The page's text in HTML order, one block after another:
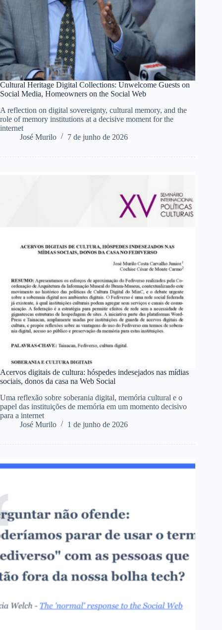
Cultural Heritage Digital Collections: Unwelcome Guests on
Social Media, Homeowners on the Social Web
A reflection on digital sovereignty, cultural memory, and the
role of memory institutions at a decisive moment for the
internet
José Murilo
7 de junho de 2026
Acervos digitais de cultura: hóspedes indesejados nas mídias
sociais, donos da casa na Web Social
Uma reflexão sobre soberania digital, memória cultural e o
papel das instituições de memória em um momento decisivo
para a internet
José Murilo
1 de junho de 2026